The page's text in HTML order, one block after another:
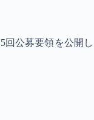
公募要領を公開